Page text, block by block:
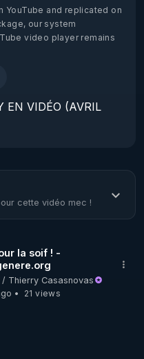
YouTube and replicated on
our system
video player remains
EN VIDÉO (AVRIL
que vous avez
cette vidéo mec !
la soif ! -
/ Thierry Casasnovas
21 views